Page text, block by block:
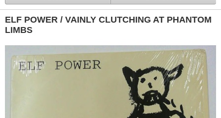
ELF POWER / VAINLY CLUTCHING AT PHANTOM
LIMBS